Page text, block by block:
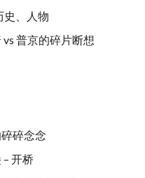
史、人物
普京的碎片断想
碎念念
开桥